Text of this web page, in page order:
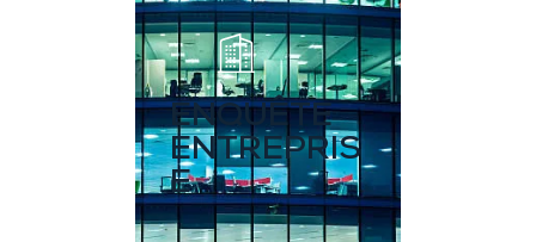
ENQUÊTE
ENTREPRIS
E